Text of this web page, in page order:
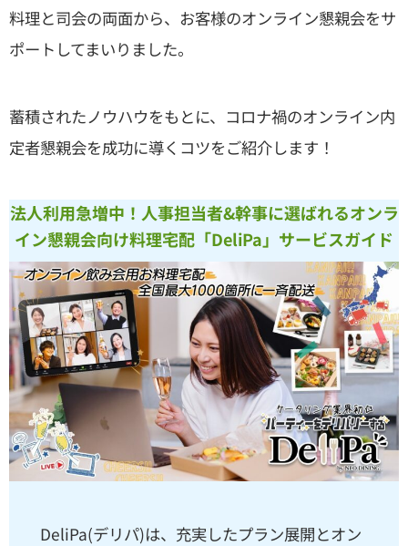
料理と司会の両面から、お客様のオンライン懇親会をサ
ポートしてまいりました。
蓄積されたノウハウをもとに、コロナ禍のオンライン内
定者懇親会を成功に導くコツをご紹介します！
法人利用急増中！人事担当者&幹事に選ばれるオンラ
イン懇親会向け料理宅配「DeliPa」サービスガイド
DeliPa(デリパ)は、充実したプラン展開とオン